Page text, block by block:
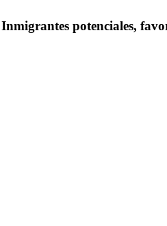
Inmigrantes potenciales,